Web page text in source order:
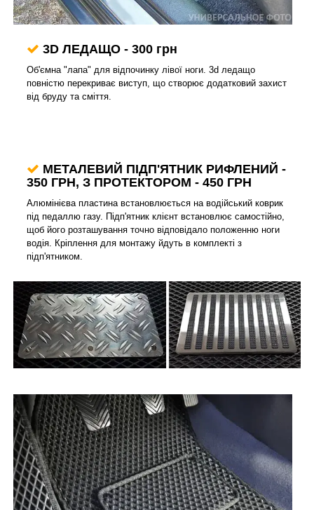
3D ЛЕДАЩО - 300 грн
Об'ємна "лапа" для відпочинку лівої ноги. 3d ледащо
повністю перекриває виступ, що створює додатковий захист
від бруду та сміття.
МЕТАЛЕВИЙ ПІДП'ЯТНИК РИФЛЕНИЙ -
350 ГРН, З ПРОТЕКТОРОМ - 450 ГРН
Алюмінієва пластина встановлюється на водійський коврик
під педаллю газу. Підп'ятник клієнт встановлює самостійно,
щоб його розташування точно відповідало положенню ноги
водія. Кріплення для монтажу йдуть в комплекті з
підп'ятником.